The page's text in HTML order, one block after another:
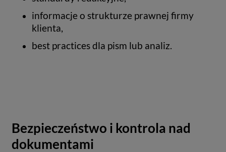
informacje o strukturze prawnej firmy
klienta,
best practices dla pism lub analiz.
Bezpieczeństwo i kontrola nad
dokumentami